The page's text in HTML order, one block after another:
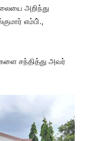
அறிந்து
எம்பி்.,
சந்தித்து அவர்